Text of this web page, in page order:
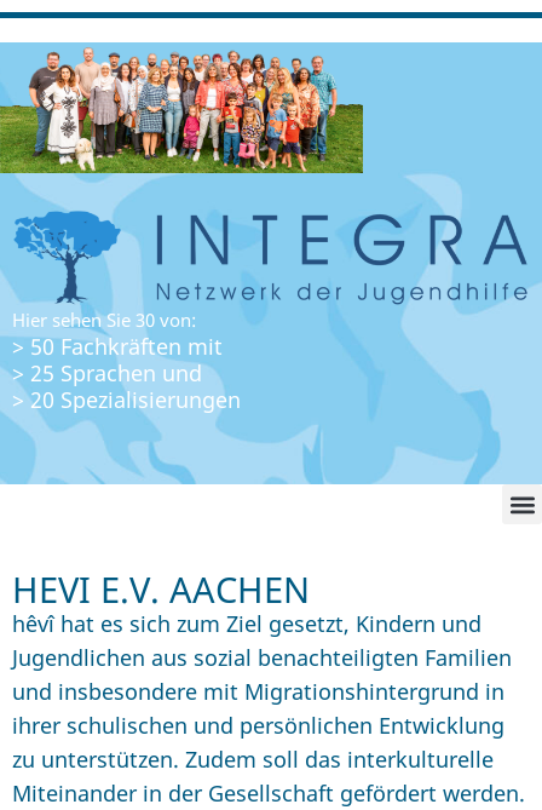
Hier sehen Sie 30 von:
> 50 Fachkräften mit
> 25 Sprachen und
> 20 Spezialisierungen
HEVI E.V. AACHEN
hêvî hat es sich zum Ziel gesetzt, Kindern und
Jugendlichen aus sozial benachteiligten Familien
und insbesondere mit Migrationshintergrund in
ihrer schulischen und persönlichen Entwicklung
zu unterstützen. Zudem soll das interkulturelle
Miteinander in der Gesellschaft gefördert werden.